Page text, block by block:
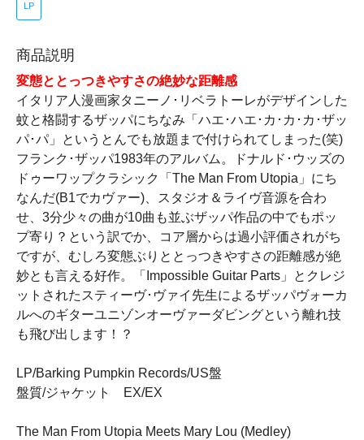
LP
商品説明
変態ととっつきやすさの絶妙な距離感
イタリア人漫画家タニーノ･リベラトーレがデザインした
蚊と格闘するザッパにちなみ「ハエ･ハエ･カ･カ･カ･ザッ
パ･パ」というとんでも放題まで付けられてしまった(笑)
フランク･ザッパ1983年のアルバム。ドナルド･ウッズの
ドゥーワップクラシック「The Man From Utopia」にち
なんだ(B1でカヴァー)、スタジオ＆ライヴ音源を合わ
せ、3分少々の曲が10曲も並ぶザッパ作品の中でもポッ
プ寄り？という訳でか、コア層からは過小評価されがち
ですが、むしろ変態ぶりととっつきやすさの距離感が絶
妙とも言える好作。「Impossible Guitar Parts」とクレジ
ットされたスティーヴ･ヴァイ先生によるザッパヴォーカ
ルへのギターユニゾンオーヴァーダビングという離れ技
も飛び出します！？
LP/Barking Pumpkin Records/US盤
盤質/ジャケット EX/EX
The Man From Utopia Meets Mary Lou (Medley)